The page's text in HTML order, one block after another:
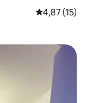
Средна
4,87 (15)